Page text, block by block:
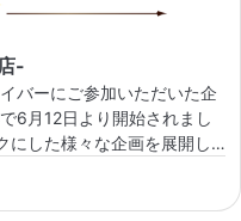
-
バーにご参加いただいた企
6月12日より開始されまし
した様々な企画を展開し